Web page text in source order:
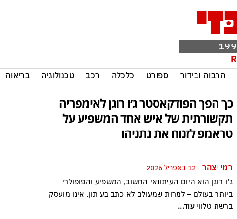
תרבות ובידור ספורט כלכלה רכב טכנולוגיה בריאות
כך הפך הפודקאסטר ג׳ו רוגן לאימפריה
תקשורתית של איש אחד המשפיע על
טראמפ לזנוח את נתניהו
רמי יצהר
ג׳ו רוגן הוא היום העיתונאי החשוב, המשפיע והפופולרי
ביותר בעולם – למרות שמעולם לא כתב בעיתון, אינו מועסק
ברשת טלווי עוד...